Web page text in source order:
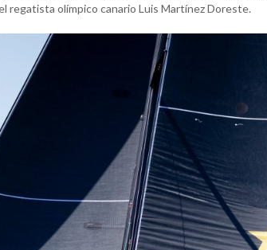
regatista olímpico canario Luis Martínez Doreste.